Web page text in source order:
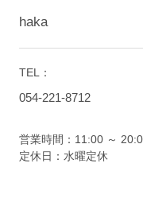
haka
TEL：
054-221-8712
営業時間：11:00 ～
定休日：水曜定休